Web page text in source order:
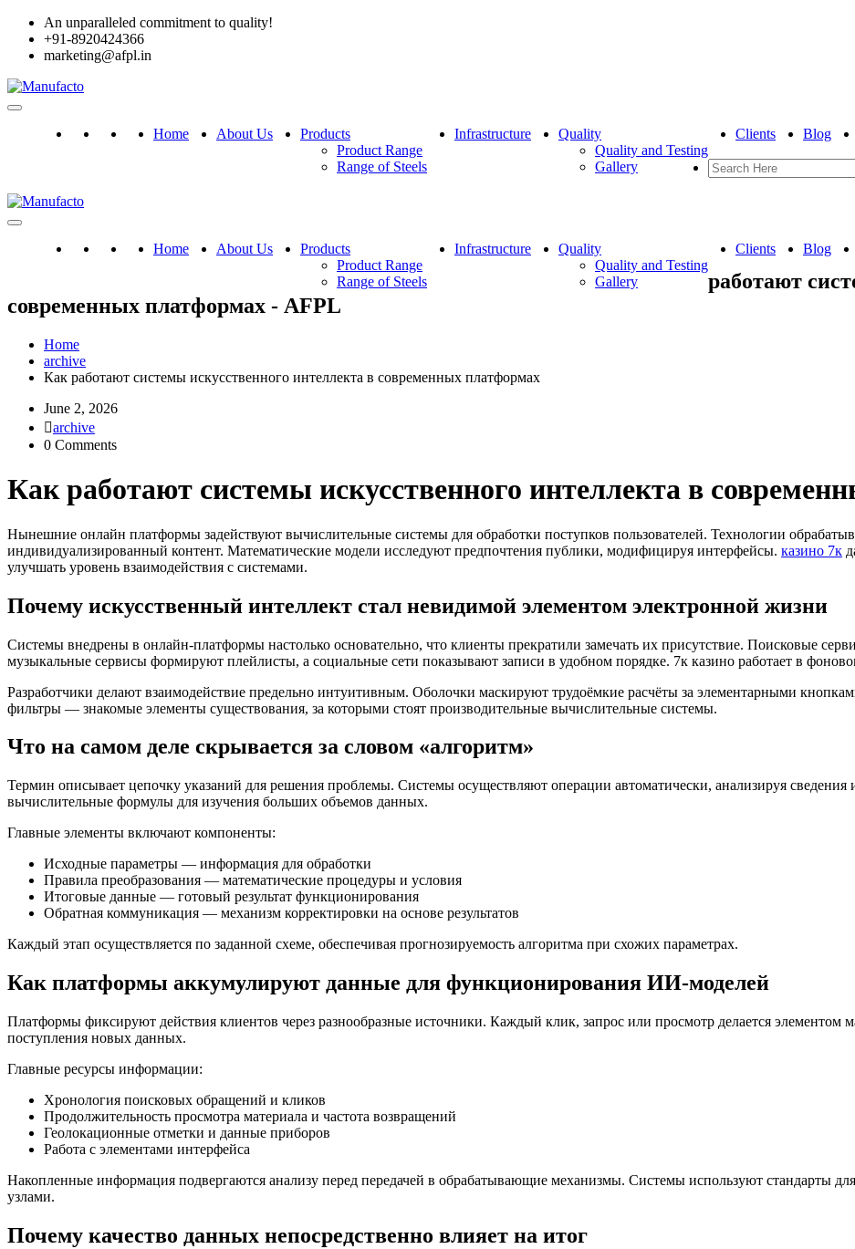
An unparalleled commitment to quality!
+91-8920424366
marketing@afpl.in
Home About Us
Products
Product Range
Range of Steels
Infrastructure
Quality
Quality and Testing
Gallery
Clients Blog
Home About Us
Products
Product Range
Range of Steels
Infrastructure
Quality
Quality and Testing
Gallery
Clients Blog
работают
современных платформах - AFPL
Home
archive
Как работают системы искусственного интеллекта в современных платформах
June 2, 2026
archive
0 Comments
Как работают системы искусственного интеллекта в
Нынешние онлайн платформы задействуют вычислительные системы для обработки поступков пользователей. Технологии
индивидуализированный контент. Математические модели исследуют предпочтения публики, модифицируя интерфейсы. казино 7к
улучшать уровень взаимодействия с системами.
Почему искусственный интеллект стал невидимой элементом электронной жизни
Системы внедрены в онлайн-платформы настолько основательно, что клиенты прекратили замечать их присутствие. Поисковые
музыкальные сервисы формируют плейлисты, а социальные сети показывают записи в удобном порядке. 7к казино работает в
Разработчики делают взаимодействие предельно интуитивным. Оболочки маскируют трудоёмкие расчёты за элементарными
фильтры — знакомые элементы существования, за которыми стоят производительные вычислительные системы.
Что на самом деле скрывается за словом «алгоритм»
Термин описывает цепочку указаний для решения проблемы. Системы осуществляют операции автоматически, анализируя сведения
вычислительные формулы для изучения больших объемов данных.
Главные элементы включают компоненты:
Исходные параметры — информация для обработки
Правила преобразования — математические процедуры и условия
Итоговые данные — готовый результат функционирования
Обратная коммуникация — механизм корректировки на основе результатов
Каждый этап осуществляется по заданной схеме, обеспечивая прогнозируемость алгоритма при схожих параметрах.
Как платформы аккумулируют данные для функционирования ИИ-моделей
Платформы фиксируют действия клиентов через разнообразные источники. Каждый клик, запрос или просмотр делается элементом
поступления новых данных.
Главные ресурсы информации:
Хронология поисковых обращений и кликов
Продолжительность просмотра материала и частота возвращений
Геолокационные отметки и данные приборов
Работа с элементами интерфейса
Накопленные информация подвергаются анализу перед передачей в обрабатывающие механизмы. Системы используют стандарты
узлами.
Почему качество данных непосредственно влияет на итог